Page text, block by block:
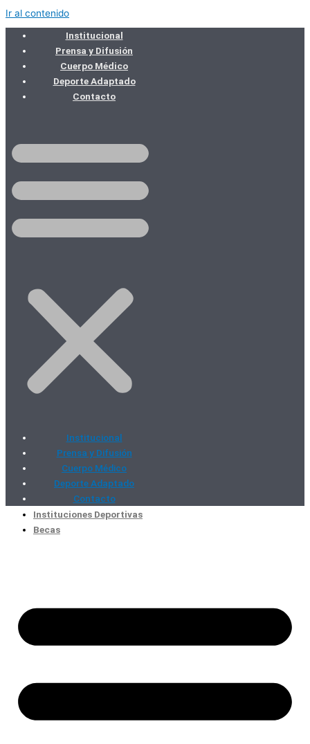
Ir al contenido
Institucional
Prensa y Difusión
Cuerpo Médico
Deporte Adaptado
Contacto
Institucional
Prensa y Difusión
Cuerpo Médico
Deporte Adaptado
Contacto
Instituciones Deportivas
Becas